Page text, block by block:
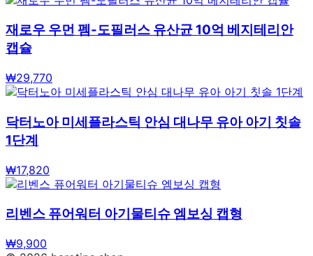
재로우 우먼 펨-도필러스 유산균 10억 베지테리안
캡슐
₩29,770
닥터노아 미세플라스틱 안심 대나무 유아 아기 칫솔
1단계
₩17,820
리벤스 퓨어워터 아기물티슈 엠보싱 캡형
₩9,900